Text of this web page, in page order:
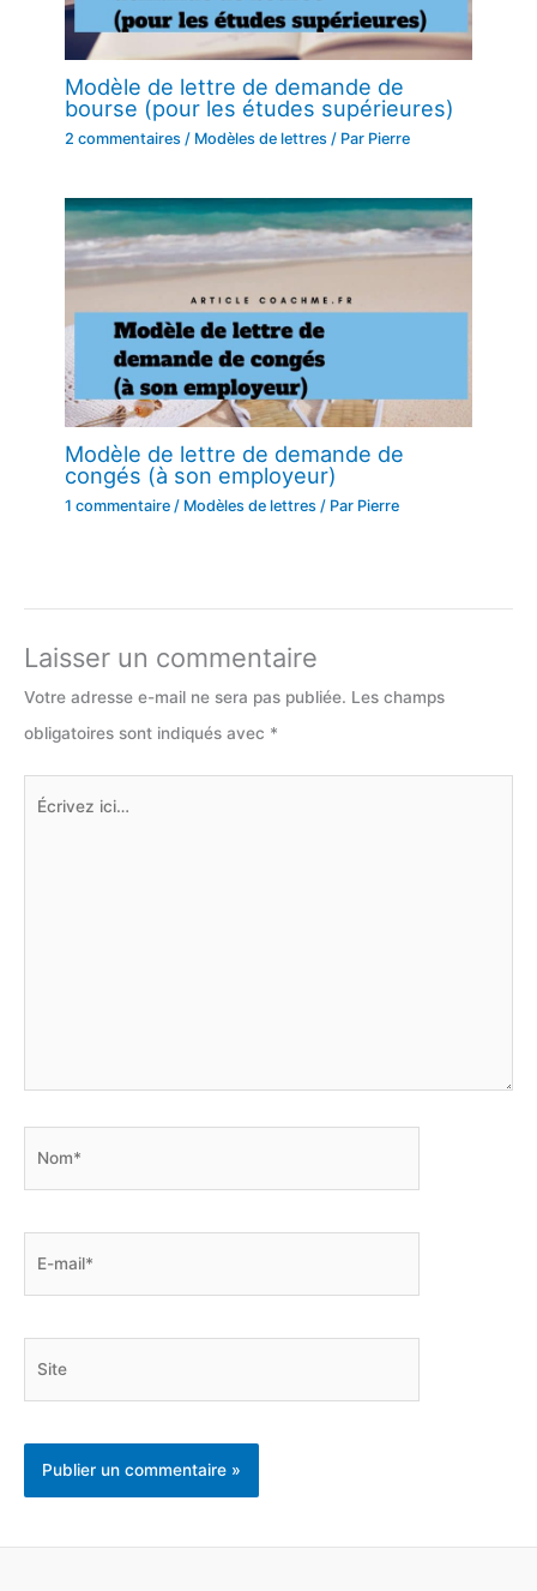
Modèle de lettre de demande de
bourse (pour les études supérieures)
2 commentaires / Modèles de lettres / Par Pierre
Modèle de lettre de demande de
congés (à son employeur)
1 commentaire / Modèles de lettres / Par Pierre
Laisser un commentaire
Votre adresse e-mail ne sera pas publiée. Les champs
obligatoires sont indiqués avec *